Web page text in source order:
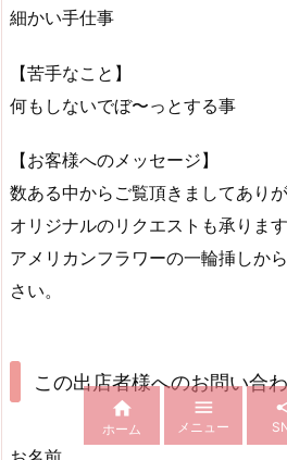
細かい手仕事
【苦手なこと】
何もしないでぼ〜っとする事
【お客様へのメッセージ】
数ある中からご覧頂きましてあり
オリジナルのリクエストも承ります
アメリカンフラワーの一輪挿しか
さい。
この出店者様へのお問い合

ホーム

メニュー